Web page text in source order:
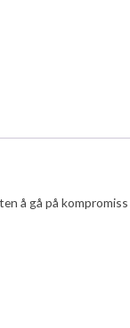
å gå på